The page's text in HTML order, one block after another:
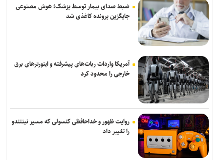
ضبط صدای بیمار توسط پزشک؛ هوش مصنوعی
جایگزین پرونده کاغذی شد
آمریکا واردات ربات‌های پیشرفته و اینورترهای برق
خارجی را محدود کرد
روایت ظهور و خداحافظی کنسولی که مسیر نینتندو
را تغییر داد